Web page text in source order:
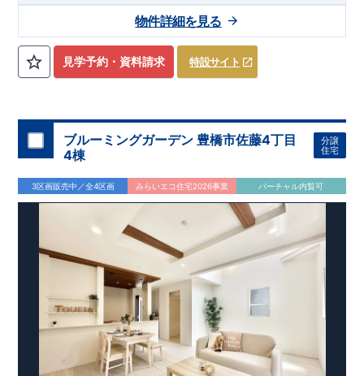
＋カースペース３台 ​キッチン横にはストック
品や生活用品を片付けられる可動棚付収納スペース
でも安心な一部インナーバルコニー​ 南側主寝室は8.25帖の暖
かい光に包まれるゆとりある広さ ​
＋小上がりワークスペース＋カースペース２台
ッチン横に設けた２帖の小上がりワークスペース。
しつつ使い勝手はしっかり確保した賢い空間です。
のすぐ横にしまえる洗面所収納スペース。ストック品もタオル
も可動棚ですっきり収納​ ​2階廊下にたっぷり収納の
分) 新清洲保育園 (徒歩約10分) ゆうあいこども園 (徒歩約29
分) ​ フィール清須店 (徒歩約13分) ファミリーマート清須上条
店 (徒歩約2分) ツルハドラッグ清須店 (徒歩約15分) ​ 上条公
へのこだわり■『長期優良住宅』取得!(←詳しくはクリック!)
・住宅ローン減税、固定資産税などの税制優遇を受けられま
・中古市場でも、長期優良住宅が有利に働きます。
性能評価ダブル取得!(←詳しくはクリック!) ・『設計』住宅性
能評価‥‥建物設計段階で、国が認めた第三者機関が評価して
おります。 ・『建設』住宅性能評価‥‥評価を受けた図面通り
に施工されているか、建設までに計4回チェックが行われます。
・図面や書類上だけでなく、「現場の施工状況」を検査した上
で、品質を保証しております。
現地案内予約受付中!
見学予約受付中◎ 平日やお仕事終わりのご案内も可能です! ・
ホームページに載っていない詳しい内容や、資金計画のご相
談、ご質問等がございましたらお気軽にご連絡下さい。 TEL
052-629-5635 東栄住宅 名古屋営業所
スマートフォンで見やすい特設サイトはこちら
見学予約・資料請求 特設サイト
物件詳細を見る
ブルーミングガーデン 豊橋市佐藤4丁目
4棟
分譲
住宅
3区画販売中／全4区画 みらいエコ住宅2026事業 バーチャル内覧可